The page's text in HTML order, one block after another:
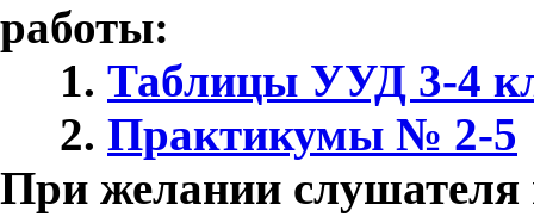
работы:
1. Таблицы УУД 3-4
2. Практикумы № 2-5
При желании слушателя